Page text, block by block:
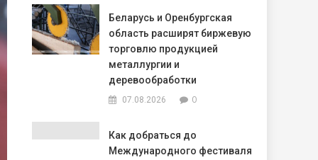
Беларусь и Оренбургская
область расширят биржевую
торговлю продукцией
металлургии и
деревообработки
07.08.2026 0
Как добраться до
Международного фестиваля